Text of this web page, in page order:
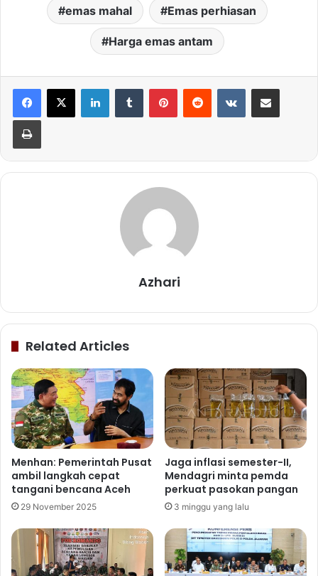
emas mahal Emas perhiasan
Harga emas antam
LinkedInTumblr PinterestReddit VKontakteShare via Email
Print
Azhari
Related Articles
Menhan: Pemerintah Pusat
ambil langkah cepat
tangani bencana Aceh
29 November 2025
Jaga inflasi semester-II,
Mendagri minta pemda
perkuat pasokan pangan
3 minggu yang lalu